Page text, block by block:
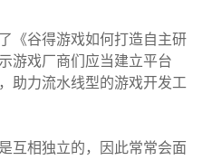
《谷得游戏如何打造自主研
游戏厂商们应当建立平台
助力流水线型的游戏开发工
互相独立的，因此常常会面